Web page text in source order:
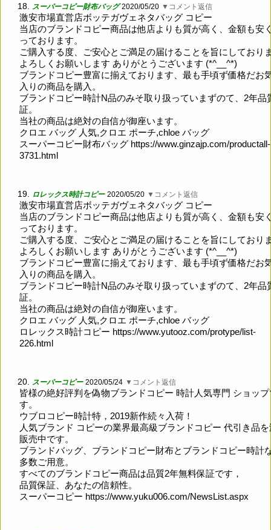
18. スーパーコピー財布バッグ 2020/05/20 ▼コメント返信
激安市場直営店ボッテガヴェネタバッグ コピー
当店のブランドコピー商品は他店よりも質が高く、金額も安
っております。
ご購入する度、ご安心とご満足の届けることを旨にしており
よろしくお願いします ありがとうございます (*^__^*)
ブランドコピー豊富に揃えております、最も手頃ず価格だお
入りの商品を購入。
ブランドコピー時計N品のみそ取り扱っていまずのて、2年品
証。
当社の商品は絶対の自信が御座います。
クロエ バッグ 人気,クロエ ポーチ,chloe バッグ
スーパーコピー財布バッグ https://www.ginzajp.com/productall-
3731.html
19. ロレックス時計コピー 2020/05/20 ▼コメント返信
激安市場直営店ボッテガヴェネタバッグ コピー
当店のブランドコピー商品は他店よりも質が高く、金額も安
っております。
ご購入する度、ご安心とご満足の届けることを旨にしており
よろしくお願いします ありがとうございます (*^__^*)
ブランドコピー豊富に揃えております、最も手頃ず価格だお
入りの商品を購入。
ブランドコピー時計N品のみそ取り扱っていまずのて、2年品
証。
当社の商品は絶対の自信が御座います。
クロエ バッグ 人気,クロエ ポーチ,chloe バッグ
ロレックス時計コピー https://www.yutooz.com/protype/list-
226.html
20. スーパーコピー 2020/05/24 ▼コメント返信
皆様の絶好評判を偽物ブランドコピー 時計人気専門 ショップ
す。
ウブロコピー時計特，2019新作続々入荷！
人気ブランド コピーの業界最高級ブランドコピー 代引き品
販売中です。
ブランドバッグ、ブランドコピー財布とブランドコピー時計
多数ご用意。
すべてのブランドコピー商品は品質2年無料保証です，
品質保証、あなたの信頼性。
スーパーコピー https://www.yuku006.com/NewsList.aspx